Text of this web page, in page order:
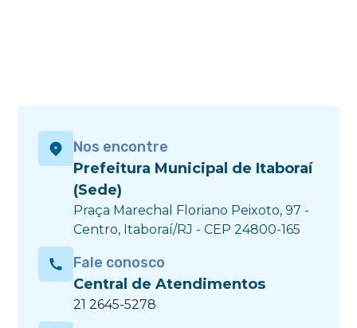
Nos encontre
Prefeitura Municipal de Itaboraí
(Sede)
Praça Marechal Floriano Peixoto, 97 -
Centro, Itaboraí/RJ - CEP 24800-165
Fale conosco
Central de Atendimentos
21 2645-5278